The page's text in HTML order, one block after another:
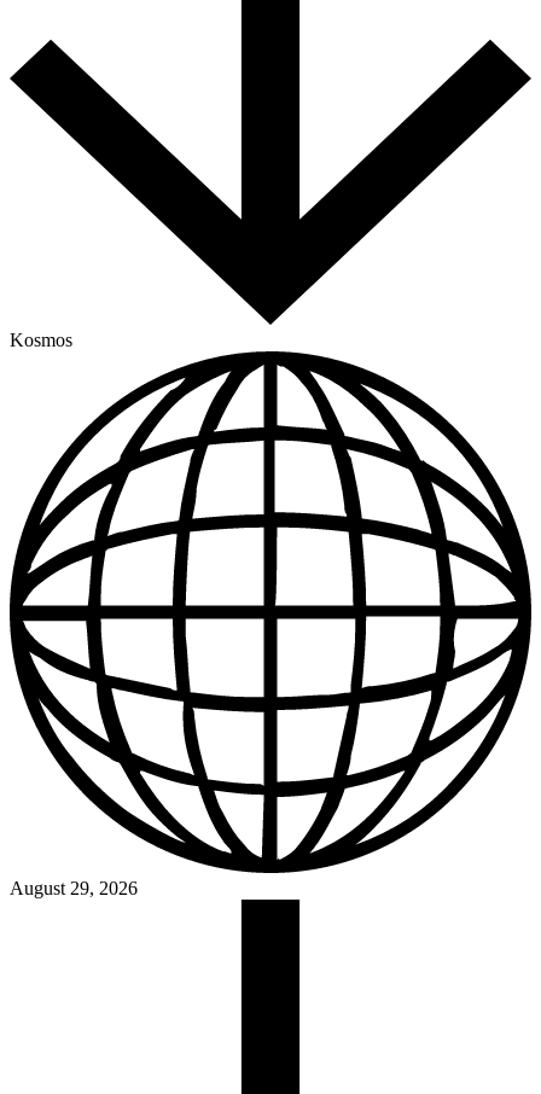
Kosmos
August 29, 2026